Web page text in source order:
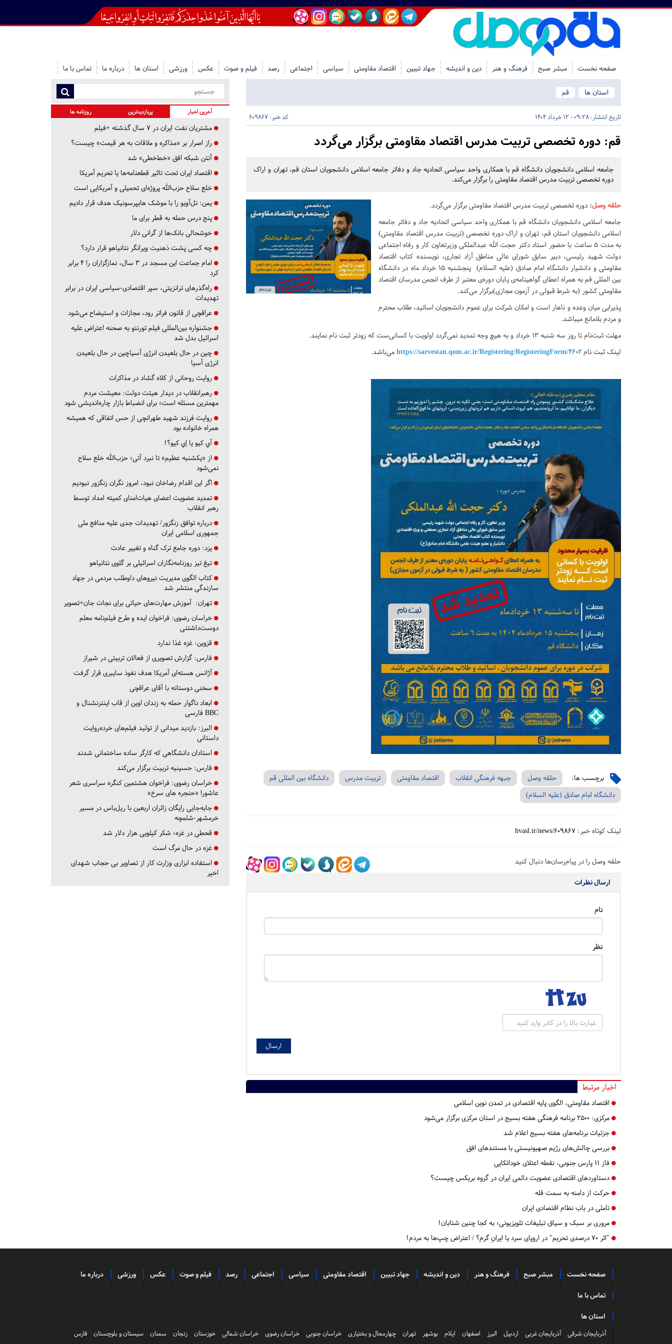
صفحه نخست مبشر صبح فرهنگ و هنر دین و اندیشه جهاد تبیین اقتصاد مقاومتی سیاسی اجتماعی رصد فیلم و صوت عکس ورزشی استان ها درباره ما تماس با ما
استان ها قم
تاریخ انتشار: 09:28 - 12 خرداد 1404 کد خبر: 609867
قم: دوره تخصصی تربیت مدرس اقتصاد مقاومتی برگزار می‌گردد
جامعه اسلامی دانشجویان دانشگاه قم با همکاری واحد سیاسی اتحادیه جاد و دفاتر جامعه اسلامی دانشجویان استان قم، تهران و اراک
دوره تخصصی تربیت مدرس اقتصاد مقاومتی را برگزار می‌کند.
حلقه وصل: دوره تخصصی تربیت مدرس اقتصاد مقاومتی برگزار می‌گردد.
جامعه اسلامی دانشجویان دانشگاه قم با همکاری واحد سیاسی اتحادیه جاد و دفاتر جامعه
اسلامی دانشجویان استان قم، تهران و اراک دوره تخصصی (تربیت مدرس اقتصاد مقاومتی)
به مدت ۵ ساعت با حضور استاد دکتر حجت الله عبدالملکی وزیرتعاون کار و رفاه اجتماعی
دولت شهید رئیسی، دبیر سابق شورای عالی مناطق آزاد تجاری، نویسنده کتاب اقتصاد
مقاومتی و دانشیار دانشگاه امام صادق (علیه السلام) پنجشنبه ۱۵ خرداد ماه در دانشگاه
بین المللی قم به همراه اعطای گواهینامه‌‌ی پایان دوره‌ی معتبر از طرف انجمن مدرسان اقتصاد
مقاومتی کشور (به شرط قبولی در آزمون مجازی)برگزار می‌کند.
پذیرایی میان وعده و ناهار است و امکان شرکت برای عموم دانشجویان اساتید، طلاب محترم
و مردم بلامانع میباشد.
مهلت ثبت‌نام تا روز سه شنبه ۱۳ خرداد و به هیچ وجه تمدید نمی‌گردد اولویت با کسانی‌ست که زودتر ثبت نام نمایند.
لینک ثبت نامhttps://sarvestan.qom.ac.ir/Registering/RegisteringForm/4602 می‌باشد.
برچسب ها: حلقه وصل جبهه فرهنگی انقلاب اقتصاد مقاومتی تربیت مدرس
دانشگاه بین المللی قم
دانشگاه امام صادق (علیه السلام)
لینک کوتاه خبر: hvasl.ir/news/609867
حلقه وصل را در پیام‌رسان‌ها دنبال کنید
ارسال نظرات
نام
نظر
اخبار مرتبط
اقتصاد مقاومتی، الگوی پایه اقتصادی در تمدن نوین اسلامی
مرکزی:
جزئیات برنامه‌های هفته بسیج اعلام شد
بررسی چالش‌های رژیم صهیونیستی با مستندهای افق
فاز 11 پارس جنوبی، نقطه اعتلای خوداتکایی
دستاوردهای اقتصادی عضویت دائمی ایران در گروه بریکس چیست؟
حرکت از دامنه به سمت قله
تاملی در باب نظام اقتصادی ایران
مروری بر سبک و سیاق تبلیغات تلویزیونی؛ به کجا چنین شتابان!
"اثر ۷۰ درصدی تحریم" در اروپای سرد یا ایرانِ گرم؟ / اعتراض چپ‌ها به مردم!
آخرین اخبار پربازدیدترین روزنامه ها
مشتریان نفت ایران در ۷ سال گذشته +فیلم
راز اصرار بر «مذاکره و ملاقات به هر قیمت» چیست؟
آنتن شبکه افق «خط‌خطی» شد
اقتصاد ایران تحت تاثیر قطعنامه‌ها یا تحریم‌ آمریکا
خلع سلاح حزب‌الله پروژه‌ای تحمیلی و آمریکایی است
یمن: تل‌آویو را با موشک هایپرسونیک هدف قرار دادیم
پنج درس‌ حمله به قطر برای ما
خوشحالی بانک‌ها از گرانی دلار
چه کسی پشت ذهنیت ویرانگر نتانیاهو قرار دارد؟
امام جماعت این مسجد در ۳ سال، نمازگزاران را ۴ برابر
کرد
راه‌گذرهای ترانزیتی، سپر اقتصادی-سیاسی ایران در برابر
تهدیدات
عراقچی از قانون فراتر رود، مجازات و استیضاح می‌شود
جشنواره بین‌المللی فیلم تورنتو به صحنه اعتراض علیه
اسرائیل بدل شد
چین در حال بلعیدن انرژی آسیاچین در حال بلعیدن
انرژی آسیا
روایت روحانی از کلاه گشاد در مذاکرات
رهبرانقلاب در دیدار هیئت دولت: معیشت مردم
مهمترین مسئله است؛ برای انضباط بازار چاره‌اندیشی شود
روایت فرزند شهید طهرانچی از حس اتفاقی که همیشه
همراه خانواده بود
آي كيو يا اِي كيو؟!
از «یکشنبه عظیم» تا نبرد آتی؛ حزب‌الله خلع سلاح
نمی‌شود
اگر این اقدام رضاخان نبود، امروز نگران زنگزور نبودیم
تمدید عضویت اعضای هیات‌امنای کمیته امداد توسط
رهبر انقلاب
درباره توافق زنگزور/ تهدیدات جدی علیه منافع ملی
جمهوری اسلامی ایران
یزد: دوره جامع ترک گناه و تغییر عادت
تیغ تیز روزنامه‌نگاران اسرائیلی بر گلوی نتانیاهو
کتاب الگوی مدیریت نیروهای داوطلب مردمی در جهاد
سازندگی منتشر شد
تهران: آموزش مهارت‌های حیاتی برای نجات جان+تصویر
خراسان رضوی: فراخوان ایده و طرح فیلم‌نامه معلم
دوست‌داشتنی
قزوین: غزه غذا ندارد
فارس: گزارش تصویری از فعالان تربیتی در شیراز
آژانس هسته‌ای آمریکا هدف نفوذ سایبری قرار گرفت
سخنی دوستانه با آقای عراقچی
ابعاد ناگوار حمله به زندان اوین از قاب اینترنشنال و
BBC فارسی
البرز: بازدید میدانی از تولید فیلم‌های خرده‌روایت
داستانی
استادان دانشگاهی که کارگر ساده ساختمانی شدند
فارس: حسینیه تربیت برگزار می‌کند
خراسان رضوی: فراخوان هشتمین کنگره سراسری شعر
عاشورا «حنجره های سرخ»
جابه‌جایی رایگان زائران اربعین با ریل‌باس در مسیر
خرمشهر-شلمچه
قحطی در غزه؛ شکر کیلویی هزار دلار شد
غزه در حال مرگ است
استفاده ابزاری وزارت کار از تصاویر بی حجاب شهدای
اخیر
صفحه نخست مبشر صبح فرهنگ و هنر دین و اندیشه جهاد تبیین اقتصاد مقاومتی سیاسی اجتماعی رصد فیلم و صوت عکس ورزشی درباره ما
تماس با ما
استان ها
آذربایجان شرقی آذربایجان غربی اردبیل البرز اصفهان ایلام بوشهر تهران چهارمحال و بختیاری خراسان جنوبی خراسان رضوی خراسان شمالی خوزستان زنجان سمنان سیستان و بلوچستان
فارس